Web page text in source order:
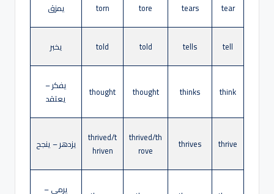
tear
tears
tore
torn يمزق
tell
tells
told
told يخبر
think
thinks
thought
thought
يفكر –
يعتقد
thrive
thrives
thrived/th
rove
thrived/t
hriven
يزدهر – ينجح
يرمي –